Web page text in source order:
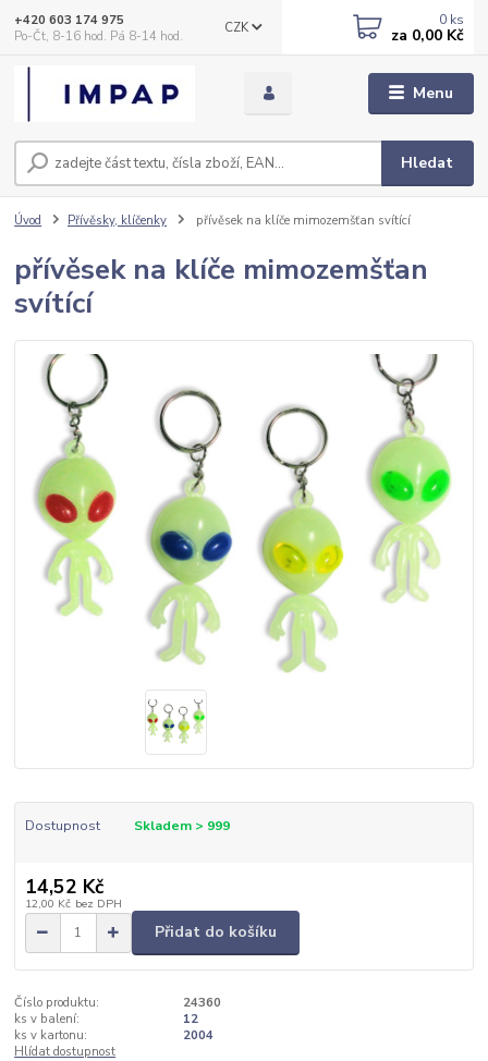
Menu
CZK
Hledat
+420 603 174 975
Po-Čt, 8-16 hod. Pá 8-14 hod.
0 ks
za 0,00 Kč
Úvod Přívěsky, klíčenky přívěsek na klíče mimozemšťan svítící
přívěsek na klíče mimozemšťan
svítící
Dostupnost Skladem > 999
14,52 Kč
12,00 Kč bez DPH
Přidat do košíku
Číslo produktu:
24360
ks v balení:
12
ks v kartonu:
2004
Hlídat dostupnost